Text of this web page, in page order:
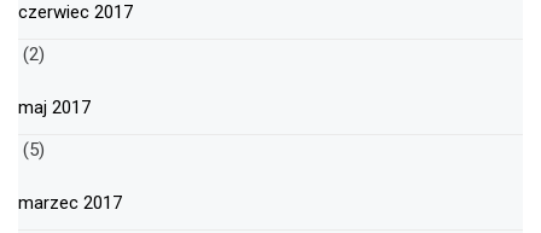
czerwiec 2017
(2)
maj 2017
(5)
marzec 2017